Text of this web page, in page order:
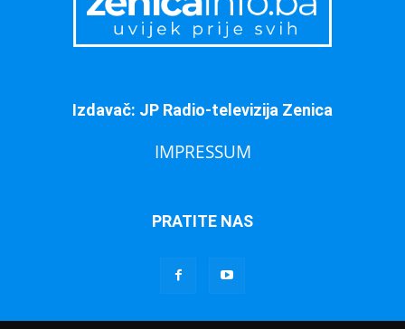
Izdavač: JP Radio-televizija Zenica
IMPRESSUM
PRATITE NAS